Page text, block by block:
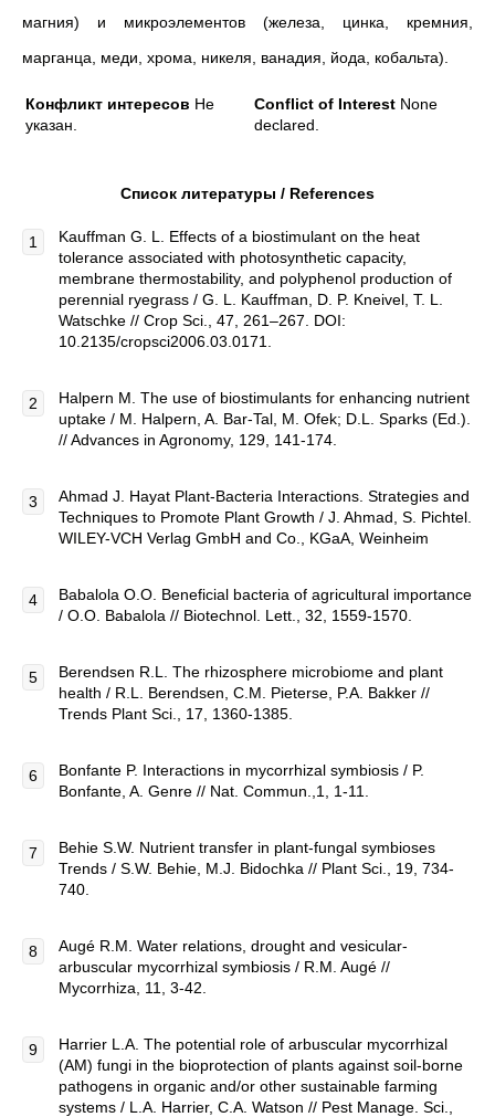
магния) и микроэлементов (железа, цинка, кремния,
марганца, меди, хрома, никеля, ванадия, йода, кобальта).
Конфликт интересов Не
указан.
Conflict of Interest None
declared.
Список литературы / References
Kauffman G. L. Effects of a biostimulant on the heat
tolerance associated with photosynthetic capacity,
membrane thermostability, and polyphenol production of
perennial ryegrass / G. L. Kauffman, D. P. Kneivel, T. L.
Watschke // Crop Sci., 47, 261–267. DOI:
10.2135/cropsci2006.03.0171.
Halpern M. The use of biostimulants for enhancing nutrient
uptake / M. Halpern, A. Bar-Tal, M. Ofek; D.L. Sparks (Ed.).
// Advances in Agronomy, 129, 141-174.
Ahmad J. Hayat Plant-Bacteria Interactions. Strategies and
Techniques to Promote Plant Growth / J. Ahmad, S. Pichtel.
WILEY-VCH Verlag GmbH and Co., KGaA, Weinheim
Babalola O.O. Beneficial bacteria of agricultural importance
/ O.O. Babalola // Biotechnol. Lett., 32, 1559-1570.
Berendsen R.L. The rhizosphere microbiome and plant
health / R.L. Berendsen, C.M. Pieterse, P.A. Bakker //
Trends Plant Sci., 17, 1360-1385.
Bonfante P. Interactions in mycorrhizal symbiosis / P.
Bonfante, A. Genre // Nat. Commun.,1, 1-11.
Behie S.W. Nutrient transfer in plant-fungal symbioses
Trends / S.W. Behie, M.J. Bidochka // Plant Sci., 19, 734-
740.
Augé R.M. Water relations, drought and vesicular-
arbuscular mycorrhizal symbiosis / R.M. Augé //
Mycorrhiza, 11, 3-42.
Harrier L.A. The potential role of arbuscular mycorrhizal
(AM) fungi in the bioprotection of plants against soil-borne
pathogens in organic and/or other sustainable farming
systems / L.A. Harrier, C.A. Watson // Pest Manage. Sci.,